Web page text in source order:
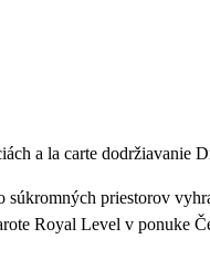
a la carte dodržiavanie
priestorov
Royal Level v ponuke